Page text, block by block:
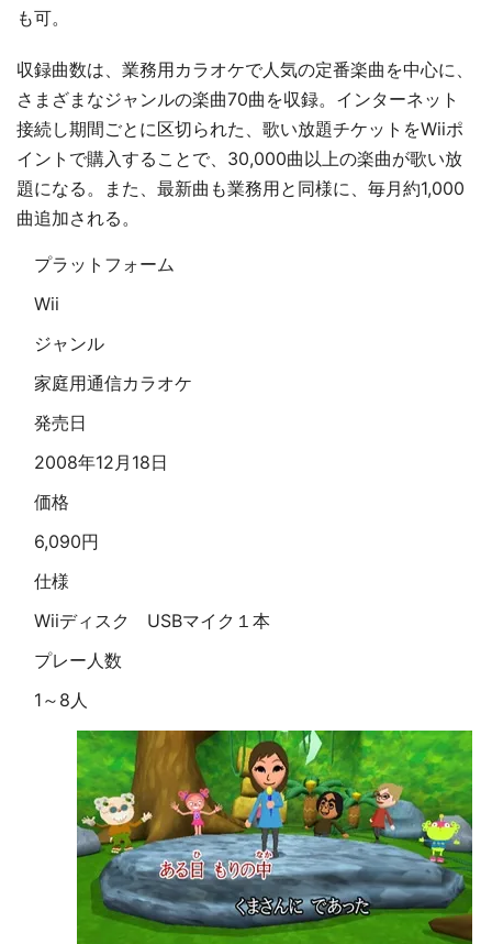
も可。
収録曲数は、業務用カラオケで人気の定番楽曲を中心に、
さまざまなジャンルの楽曲70曲を収録。インターネット
接続し期間ごとに区切られた、歌い放題チケットをWiiポ
イントで購入することで、30,000曲以上の楽曲が歌い放
題になる。また、最新曲も業務用と同様に、毎月約1,000
曲追加される。
プラットフォーム
Wii
ジャンル
家庭用通信カラオケ
発売日
2008年12月18日
価格
6,090円
仕様
Wiiディスク USBマイク１本
プレー人数
1～8人